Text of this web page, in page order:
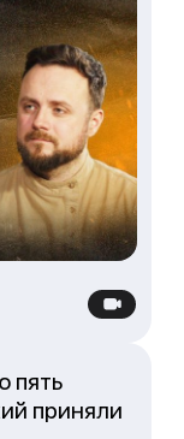
пять
приняли